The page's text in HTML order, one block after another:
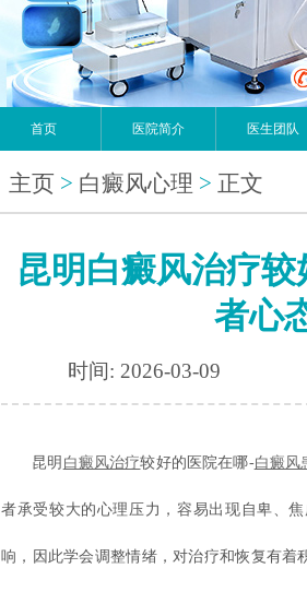
首页 医院简介 医生团队
主页 > 白癜风心理 > 正文
昆明白癜风治疗
者心
时间: 2026-03-09
昆明 白癜风治疗较好的医院在哪-白癜风
者承受较大的心理压力，容易出现自卑、
响，因此学会调整情绪，对治疗和恢复有